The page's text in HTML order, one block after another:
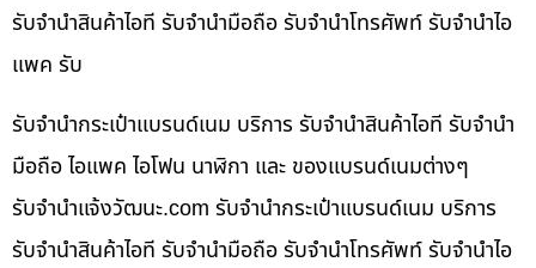
รับจำนำสินค้าไอที รับจำนำมือถือ รับจำนำโทรศัพท์ รับจำนำไอ
แพค รับ
รับจำนำกระเป๋าแบรนด์เนม บริการ รับจำนำสินค้าไอที รับจำนำ
มือถือ ไอแพค ไอโฟน นาฬิกา และ ของแบรนด์เนมต่างๆ
รับจํานําแจ้งวัฒนะ.com รับจำนำกระเป๋าแบรนด์เนม บริการ
รับจำนำสินค้าไอที รับจำนำมือถือ รับจำนำโทรศัพท์ รับจำนำไอ